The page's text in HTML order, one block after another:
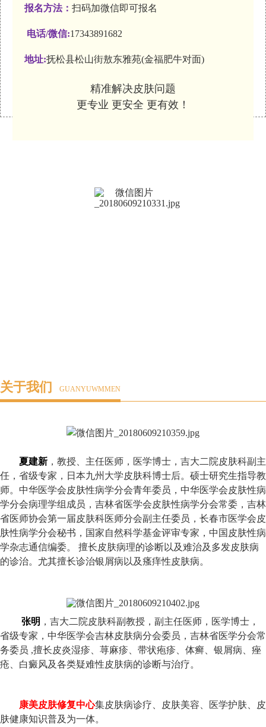
报名方法： 扫码加微信即可报名
电话/微信:17343891682
地址:抚松县松山街敖东雅苑(金福肥牛对面)
精准解决皮肤问题
更专业 更安全 更有效！
关于我们 GUANYUWMMEN
夏建新 ，教授、主任医师，医学博士，吉大二院皮肤科副主
任，省级专家，日本九州大学皮肤科博士后。硕士研究生指导教
师。中华医学会皮肤性病学分会青年委员，中华医学会皮肤性病
学分会病理学组成员，吉林省医学会皮肤性病学分会常委，吉林
省医师协会第一届皮肤科医师分会副主任委员，长春市医学会皮
肤性病学分会秘书，国家自然科学基金评审专家，中国皮肤性病
学杂志通信编委。 擅长皮肤病理的诊断以及难治及多发皮肤病
的诊治。尤其擅长诊治银屑病以及瘙痒性皮肤病。
张明 ，吉大二院皮肤科副教授，副主任医师，医学博士，
省级专家，中华医学会吉林皮肤病分会委员，吉林省医学分会常
务委员 ,擅长皮炎湿疹、荨麻疹、带状疱疹、体癣、银屑病、痤
疮、白癜风及各类疑难性皮肤病的诊断与治疗。
康美皮肤修复中心集皮肤病诊疗、皮肤美容、医学护肤、皮
肤健康知识普及为一体。